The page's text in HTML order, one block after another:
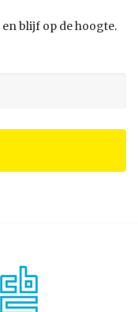
blijf op de hoogte.